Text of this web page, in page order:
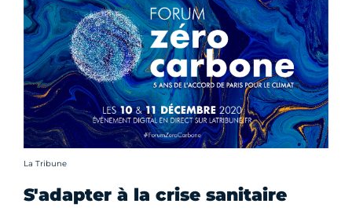
Crédit photo :
La Tribune
S'adapter à la crise sanitaire